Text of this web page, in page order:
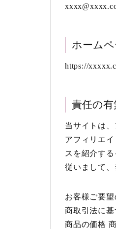
ホーム
https://
責任の有
当サイトは
アフィリエ
スを紹介す
従いまして
お客様ご要
商取引法に
商品の価格